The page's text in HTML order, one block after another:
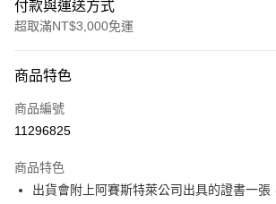
付款與運送方式
超取滿NT$3,000免運
信用卡一次付款
超商取貨付款
Apple Pay
商品特色
商品編號
11296825
商品特色
出貨會附上阿賽斯特萊公司出具的證書一張